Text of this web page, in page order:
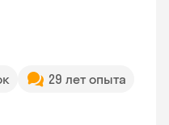
29 лет опыта